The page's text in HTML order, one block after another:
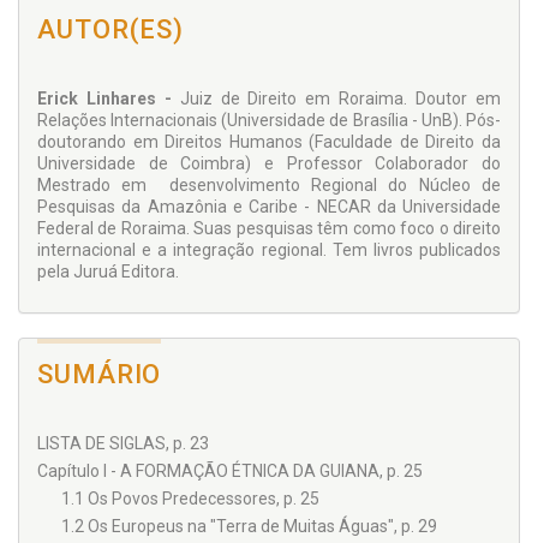
Coordenador Argemiro Procópio
Ponto de conjunção de esforços analíticos, a Biblioteca Juruá
aprofundadas de profissionais e especialistas consagrados
sobre a dinâmica das relações exteriores, das diplomacias e
das paradiplomacias. Desvendando desafios que
representam oportunidades e eliminando as fronteiras entre
o cultural, o religioso, o político e o econômico, os livros que
compõem essa Biblioteca usam ferramentas antigas e
novas para o reconhecimento inclusivo de um campo de
estudo bastante identificado com os processos de mudança
da sociedade internacional. Mais do que uma forma virtuosa
de entender o que se passa na Terra, os trabalhos como
campo de reflexão se oferecem para desconstruir a
confiança e se fazendo de bússola para navegar na
trabalho conjunto e da alteridade entre os países. Ciente que
as diplomacias estão nos governos e raras vezes no poder, a
função de destaque dos autores é de munir com suas
reflexões o setor empresarial, artístico, midiático e
acadêmico com um fidedigno registro das realidades em
AUTOR(ES)
Erick Linhares - Juiz de Direito em Roraima. Doutor em
Relações Internacionais (Universidade de Brasília - UnB). Pós-
doutorando em Direitos Humanos (Faculdade de Direito da
Universidade de Coimbra) e Professor Colaborador do
Mestrado em desenvolvimento Regional do Núcleo de
Pesquisas da Amazônia e Caribe - NECAR da Universidade
Federal de Roraima. Suas pesquisas têm como foco o direito
internacional e a integração regional. Tem livros publicados
pela Juruá Editora.
SUMÁRIO
LISTA DE SIGLAS, p. 23
Capítulo I - A FORMAÇÃO ÉTNICA DA GUIANA, p. 25
1.1 Os Povos Predecessores, p. 25
1.2 Os Europeus na "Terra de Muitas Águas", p. 29